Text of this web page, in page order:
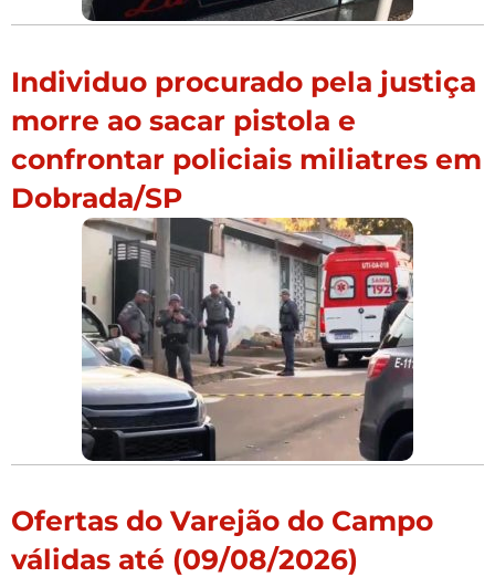
Individuo procurado pela justiça
morre ao sacar pistola e
confrontar policiais miliatres em
Dobrada/SP
Ofertas do Varejão do Campo
válidas até (09/08/2026)